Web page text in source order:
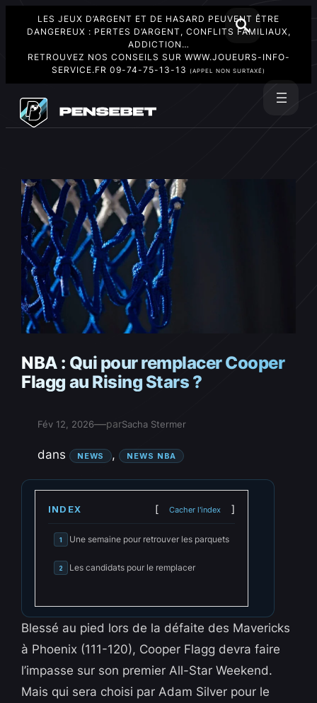
LES JEUX D’ARGENT ET DE HASARD PEUVENT ÊTRE
DANGEREUX : PERTES D’ARGENT, CONFLITS FAMILIAUX,
ADDICTION…
RETROUVEZ NOS CONSEILS SUR WWW.JOUEURS-INFO-
SERVICE.FR 09-74-75-13-13 (APPEL NON SURTAXÉ)
contenu
NBA : Qui pour remplacer Cooper
Flagg au Rising Stars ?
Fév 12, 2026—parSacha Stermer
dans NEWS , NEWS NBA
INDEX Cacher l'index
1 Une semaine pour retrouver les parquets
2 Les candidats pour le remplacer
Blessé au pied lors de la défaite des Mavericks
à Phoenix (111-120), Cooper Flagg devra faire
l’impasse sur son premier All-Star Weekend.
Mais qui sera choisi par Adam Silver pour le